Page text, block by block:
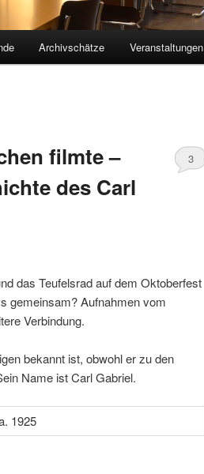
Archivschätze Veranstaltungen
filmte –
des Carl
3
das Teufelsrad auf dem Oktoberfest
gemeinsam? Aufnahmen vom
Verbindung.
bekannt ist, obwohl er zu den
Name ist Carl Gabriel.